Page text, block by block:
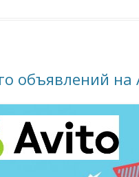
объявлений на